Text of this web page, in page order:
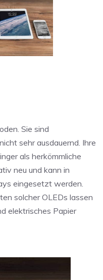
Sie sind
sehr ausdauernd. Ihre
als herkömmliche
neu und kann in
eingesetzt werden.
solcher OLEDs lassen
elektrisches Papier